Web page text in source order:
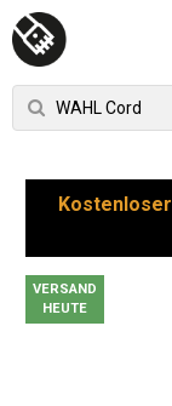
VERSAND
HEUTE